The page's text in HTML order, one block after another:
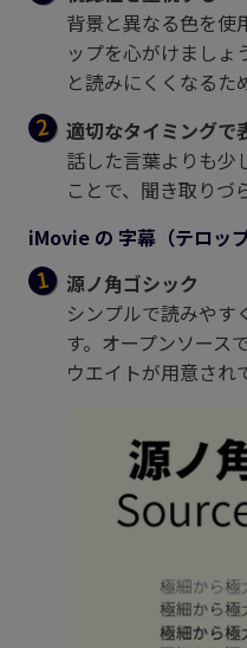
背景と異なる色を使
ップを心がけましょ
と読みにくくなるた
適切なタイミングで
話した言葉よりも少
ことで、聞き取りづ
iMovie の 字幕（テロッ
源ノ角ゴシック
シンプルで読みやす
す。オープンソース
ウエイトが用意され